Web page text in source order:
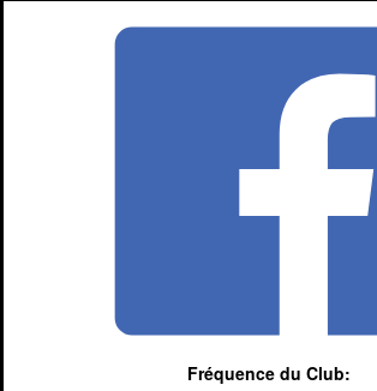

Fréquence du Club: